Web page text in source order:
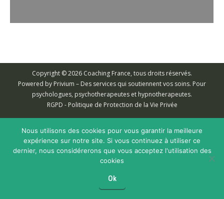
Copyright © 2026 Coaching France, tous droits réservés.
Powered by Privium – Des services qui soutiennent vos soins. Pour
psychologues, psychotherapeutes et hypnotherapeutes.
RGPD - Politique de Protection de la Vie Privée
Nous utilisons des cookies pour vous garantir la meilleure
expérience sur notre site. Si vous continuez à utiliser ce
dernier, nous considérerons que vous acceptez l'utilisation des
cookies
Ok